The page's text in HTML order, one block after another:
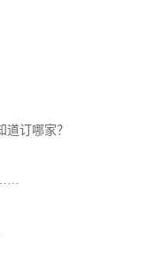
订哪家？
……